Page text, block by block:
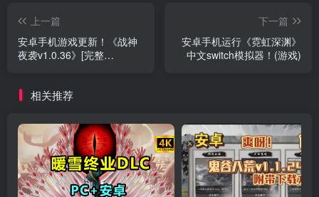
上一篇
安卓手机游戏更新！《战神
夜袭v1.0.36》[完整
下一篇
安卓手机运行《霓虹深渊》
中文switch模拟器！(游戏)
相关推荐